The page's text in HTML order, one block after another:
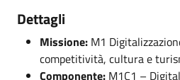
Dettagli
Missione: M1
competitività, cultura e
Componente: M1C1 –